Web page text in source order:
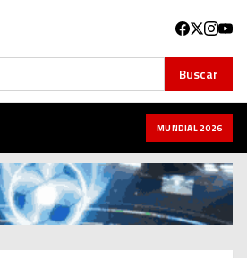
Buscar
MUNDIAL 2026